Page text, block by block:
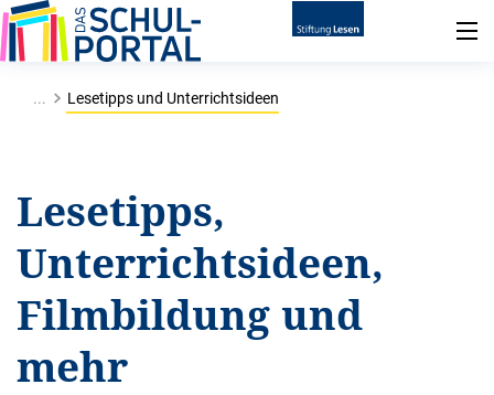
... Lesetipps und Unterrichtsideen
Lesetipps,
Unterrichtsideen,
Filmbildung und
mehr